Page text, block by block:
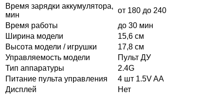
Время зарядки аккумулятора,
мин
от 180 до 240
Время работы
до 30 мин
Ширина модели
15,6 см
Высота модели / игрушки
17,8 см
Управляемость модели
Пульт ДУ
Тип аппаратуры
2.4G
Питание пульта управления
4 шт 1.5V AA
Дисплей
Нет